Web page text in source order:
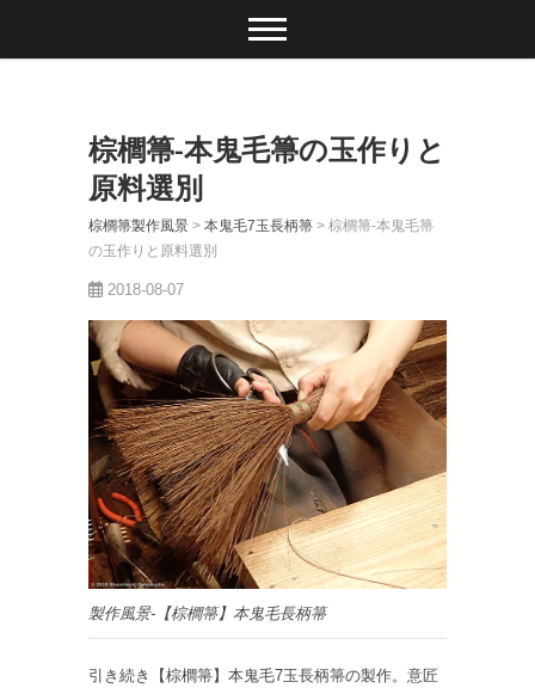
棕櫚箒-本鬼毛箒の玉作りと
原料選別
棕櫚箒製作風景 > 本鬼毛7玉長柄箒 > 棕櫚箒-本鬼毛箒
の玉作りと原料選別
2018-08-07
製作風景-【棕櫚箒】本鬼毛長柄箒
引き続き【棕櫚箒】本鬼毛7玉長柄箒の製作。意匠